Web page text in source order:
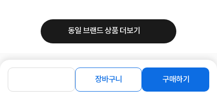
장바구니 구매하기
동일 브랜드 상품 더보기
로그인 공지사항오시는길회사소개 PC버전
1588-8377 컴퓨존 APP